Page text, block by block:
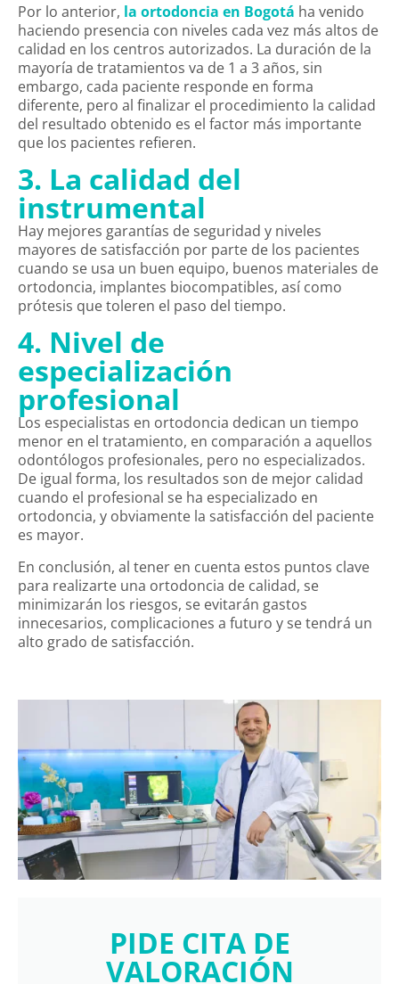
Por lo anterior, la ortodoncia en Bogotá ha venido
haciendo presencia con niveles cada vez más altos de
calidad en los centros autorizados. La duración de la
mayoría de tratamientos va de 1 a 3 años, sin
embargo, cada paciente responde en forma
diferente, pero al finalizar el procedimiento la calidad
del resultado obtenido es el factor más importante
que los pacientes refieren.
3. La calidad del
instrumental
Hay mejores garantías de seguridad y niveles
mayores de satisfacción por parte de los pacientes
cuando se usa un buen equipo, buenos materiales de
ortodoncia, implantes biocompatibles, así como
prótesis que toleren el paso del tiempo.
4. Nivel de
especialización
profesional
Los especialistas en ortodoncia dedican un tiempo
menor en el tratamiento, en comparación a aquellos
odontólogos profesionales, pero no especializados.
De igual forma, los resultados son de mejor calidad
cuando el profesional se ha especializado en
ortodoncia, y obviamente la satisfacción del paciente
es mayor.
En conclusión, al tener en cuenta estos puntos clave
para realizarte una ortodoncia de calidad, se
minimizarán los riesgos, se evitarán gastos
innecesarios, complicaciones a futuro y se tendrá un
alto grado de satisfacción.
PIDE CITA DE
VALORACIÓN